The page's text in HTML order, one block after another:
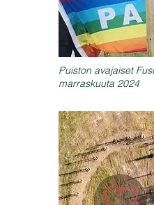
Puiston avajaiset
marraskuuta 2024